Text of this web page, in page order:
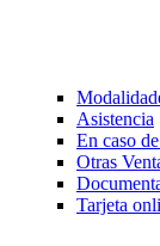
Asistencia
En caso
Otras
Tarjeta